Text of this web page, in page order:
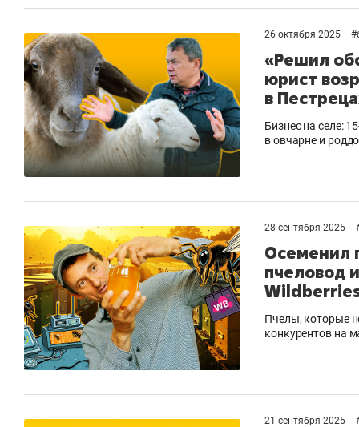
26 октября 2025 #
«Решил
юрист
в
Бизнес на селе:
в овчарне и
28 сентября 2025
Осеменил
пчеловод
Пчелы, которые
конкурентов на
21 сентября 2025